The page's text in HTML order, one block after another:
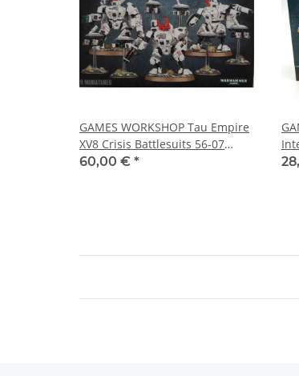
GAMES WORKSHOP Tau Empire
XV8 Crisis Battlesuits 56-07
Bausatz 99120113038
60,00 € *
60